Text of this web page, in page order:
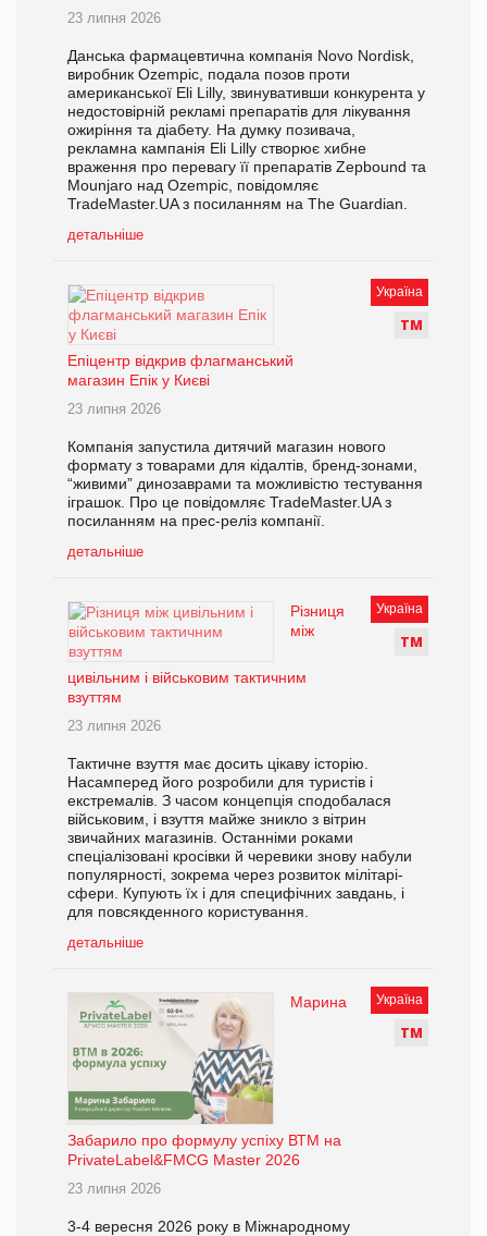
23 липня 2026
Данська фармацевтична компанія Novo Nordisk,
виробник Ozempic, подала позов проти
американської Eli Lilly, звинувативши конкурента у
недостовірній рекламі препаратів для лікування
ожиріння та діабету. На думку позивача,
рекламна кампанія Eli Lilly створює хибне
враження про перевагу її препаратів Zepbound та
Mounjaro над Ozempic, повідомляє
TradeMaster.UA з посиланням на The Guardian.
детальніше
Україна
ТМ
Епіцентр відкрив флагманський
магазин Епік у Києві
23 липня 2026
Компанія запустила дитячий магазин нового
формату з товарами для кідалтів, бренд-зонами,
“живими” динозаврами та можливістю тестування
іграшок. Про це повідомляє TradeMaster.UA з
посиланням на прес-реліз компанії.
детальніше
Україна
ТМ
Різниця
між
цивільним і військовим тактичним
взуттям
23 липня 2026
Тактичне взуття має досить цікаву історію.
Насамперед його розробили для туристів і
екстремалів. З часом концепція сподобалася
військовим, і взуття майже зникло з вітрин
звичайних магазинів. Останніми роками
спеціалізовані кросівки й черевики знову набули
популярності, зокрема через розвиток мілітарі-
сфери. Купують їх і для специфічних завдань, і
для повсякденного користування.
детальніше
Україна
ТМ
Марина
Забарило про формулу успіху ВТМ на
PrivateLabel&FMCG Master 2026
23 липня 2026
3-4 вересня 2026 року в Міжнародному